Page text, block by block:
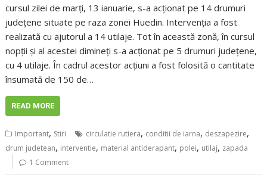
cursul zilei de marți, 13 ianuarie, s-a acționat pe 14 drumuri
județene situate pe raza zonei Huedin. Intervenția a fost
realizată cu ajutorul a 14 utilaje. Tot în această zonă, în cursul
nopții și al acestei dimineți s-a acționat pe 5 drumuri județene,
cu 4 utilaje. În cadrul acestor acțiuni a fost folosită o cantitate
însumată de 150 de…
READ MORE
Important, Stiri circulatie rutiera, conditii de iarna, deszapezire,
drum judetean, interventie, material antiderapant, polei, utilaj, zapada
1 Comment